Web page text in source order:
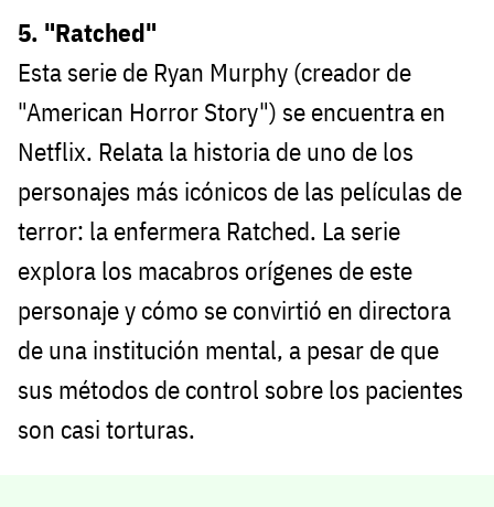
5. "Ratched"
Esta serie de Ryan Murphy (creador de
"American Horror Story") se encuentra en
Netflix. Relata la historia de uno de los
personajes más icónicos de las películas de
terror: la enfermera Ratched. La serie
explora los macabros orígenes de este
personaje y cómo se convirtió en directora
de una institución mental, a pesar de que
sus métodos de control sobre los pacientes
son casi torturas.